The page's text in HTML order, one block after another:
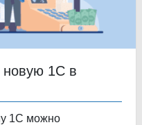
новую 1С в
1С можно